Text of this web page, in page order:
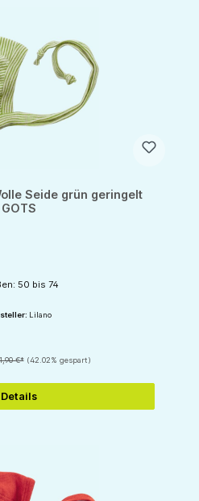
Seide grün geringelt
GOTS
50 bis 74
Lilano
€* (42.02% gespart)
Details